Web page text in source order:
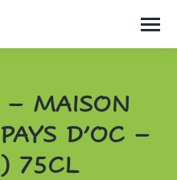
– MAISON
D’OC –
75CL